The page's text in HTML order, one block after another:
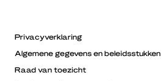
Privacyverklaring
Algemene gegevens en beleidsstukken
Raad van toezicht